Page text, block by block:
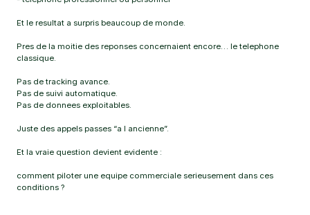
Et le resultat a surpris beaucoup de monde.
Pres de la moitie des reponses concernaient encore… le telephone
classique.
Pas de tracking avance.
Pas de suivi automatique.
Pas de donnees exploitables.
Juste des appels passes “a l ancienne”.
Et la vraie question devient evidente :
comment piloter une equipe commerciale serieusement dans ces
conditions ?